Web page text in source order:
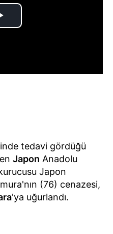
tedavi gördüğü
Japon Anadolu
Japon
(76) cenazesi,
'ya uğurlandı.